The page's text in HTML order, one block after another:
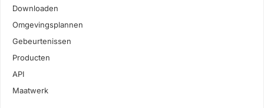
Downloaden
Omgevingsplannen
Gebeurtenissen
Producten
API
Maatwerk